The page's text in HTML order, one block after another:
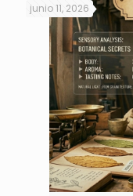
junio 11, 2026